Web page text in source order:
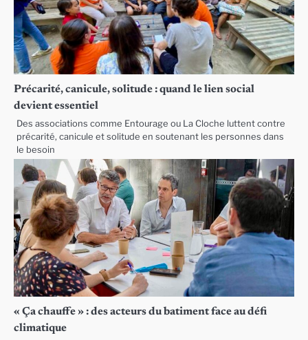
Précarité, canicule, solitude : quand le lien social
devient essentiel
Des associations comme Entourage ou La Cloche luttent contre
précarité, canicule et solitude en soutenant les personnes dans
le besoin
« Ça chauffe » : des acteurs du batiment face au défi
climatique